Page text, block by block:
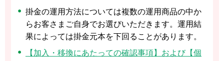
掛金の運用方法については複数の運用商品の中か
らお客さまご自身でお選びいただきます。運用結
果によっては掛金元本を下回ることがあります。
【加入・移換にあたっての確認事項】および【個